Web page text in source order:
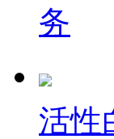
务
活性